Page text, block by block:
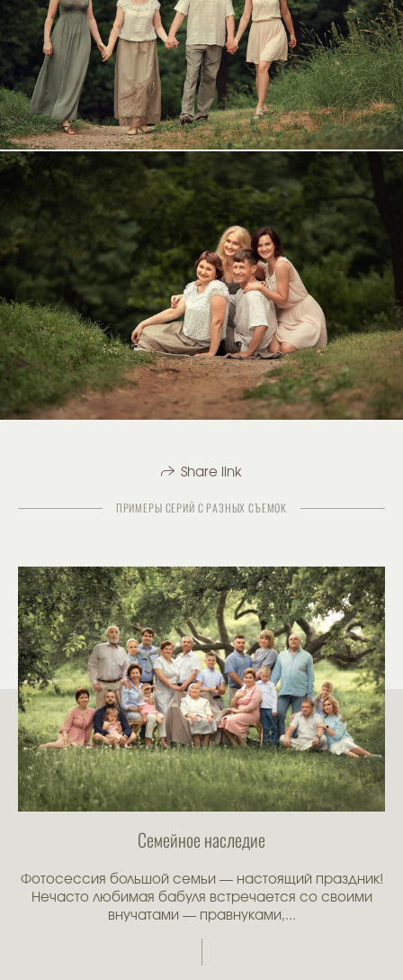
Share link
ПРИМЕРЫ СЕРИЙ С РАЗНЫХ СЪЕМОК
Семейное наследие
Фотосессия большой семьи — настоящий праздник!
Нечасто любимая бабуля встречается со своими
внучатами — правнуками,...